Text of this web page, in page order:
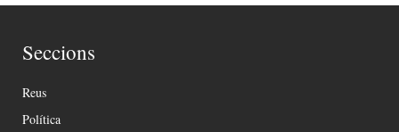
Seccions
Reus
Política